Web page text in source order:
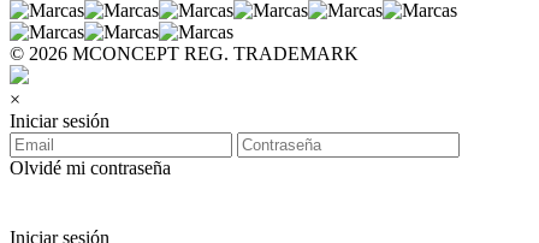
© 2026 MCONCEPT REG. TRADEMARK
×
Iniciar sesión
Olvidé mi contraseña
Iniciar sesión